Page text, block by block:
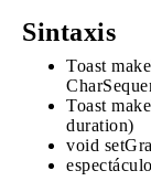
Sintaxis
Toast
Toast
duration)
void